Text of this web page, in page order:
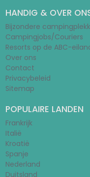
HANDIG & OVER
Bijzondere
Campingjobs/Couriers
Resorts op de ABC-
Over ons
Contact
Privacybeleid
Sitemap
POPULAIRE LANDEN
Frankrijk
Italië
Kroatië
Spanje
Nederland
Duitsland